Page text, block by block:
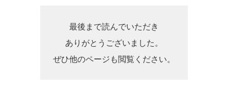
最後まで読んでいただき
ありがとうございました。
ぜひ他のページも閲覧ください。